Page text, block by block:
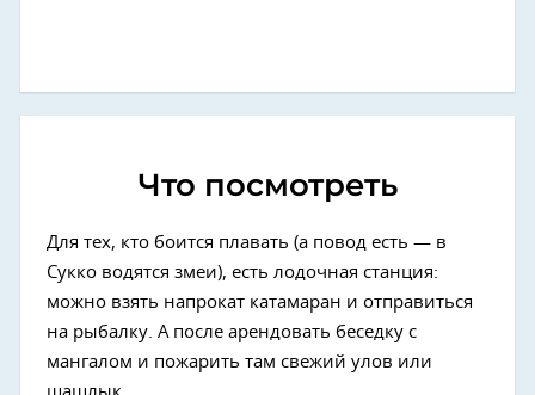
Что посмотреть
Для тех, кто боится плавать (а повод есть — в
Сукко водятся змеи), есть лодочная станция:
можно взять напрокат катамаран и отправиться
на рыбалку. А после арендовать беседку с
мангалом и пожарить там свежий улов или